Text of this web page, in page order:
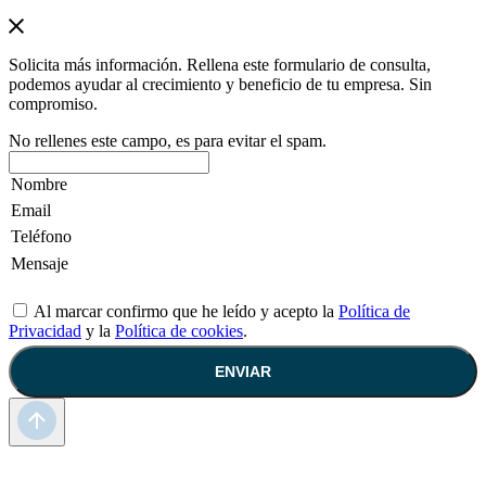
Solicita más información. Rellena este formulario de consulta,
podemos ayudar al crecimiento y beneficio de tu empresa. Sin
compromiso.
No rellenes este campo, es para evitar el spam.
Al marcar confirmo que he leído y acepto la Política de
Privacidad y la Política de cookies.
ENVIAR